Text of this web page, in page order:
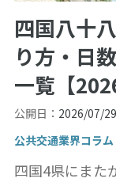
四国八十
り方・日
一覧【
公開日： 2026/07/29
公共交通業界コラム
四国4県にまた